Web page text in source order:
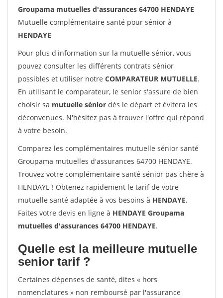
Groupama mutuelles d'assurances 64700 HENDAYE
Mutuelle complémentaire santé pour sénior à
HENDAYE
Pour plus d'information sur la mutuelle sénior, vous
pouvez consulter les différents contrats sénior
possibles et utiliser notre COMPARATEUR MUTUELLE.
En utilisant le comparateur, le senior s'assure de bien
choisir sa mutuelle sénior dès le départ et évitera les
déconvenues. N'hésitez pas à trouver l'offre qui répond
à votre besoin.
Comparez les complémentaires mutuelle sénior santé
Groupama mutuelles d'assurances 64700 HENDAYE.
Trouvez votre complémentaire santé sénior pas chère à
HENDAYE ! Obtenez rapidement le tarif de votre
mutuelle santé adaptée à vos besoins à HENDAYE.
Faites votre devis en ligne à HENDAYE Groupama
mutuelles d'assurances 64700 HENDAYE.
Quelle est la meilleure mutuelle
senior tarif ?
Certaines dépenses de santé, dites « hors
nomenclatures » non remboursé par l'assurance